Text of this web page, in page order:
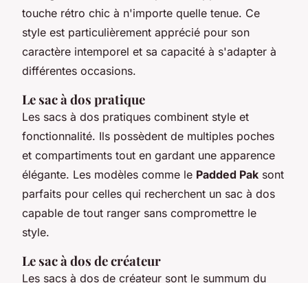
touche rétro chic à n'importe quelle tenue. Ce
style est particulièrement apprécié pour son
caractère intemporel et sa capacité à s'adapter à
différentes occasions.
Le sac à dos pratique
Les sacs à dos pratiques combinent style et
fonctionnalité. Ils possèdent de multiples poches
et compartiments tout en gardant une apparence
élégante. Les modèles comme le Padded Pak sont
parfaits pour celles qui recherchent un sac à dos
capable de tout ranger sans compromettre le
style.
Le sac à dos de créateur
Les sacs à dos de créateur sont le summum du